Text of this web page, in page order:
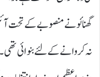
گھنائونے منصوبے کے تحت
نہ کروانے کے لئے بنوائی